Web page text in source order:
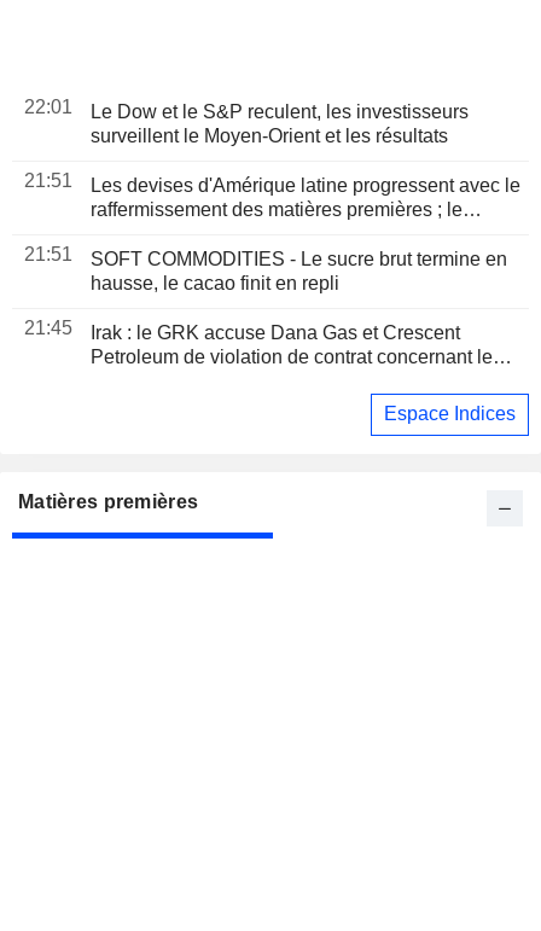
22:01
Le Dow et le S&P reculent, les investisseurs
surveillent le Moyen-Orient et les résultats
21:51
Les devises d'Amérique latine progressent avec le
raffermissement des matières premières ; le
21:51
SOFT COMMODITIES - Le sucre brut termine en
hausse, le cacao finit en repli
21:45
Irak : le GRK accuse Dana Gas et Crescent
Petroleum de violation de contrat concernant le
Espace Indices
Matières premières